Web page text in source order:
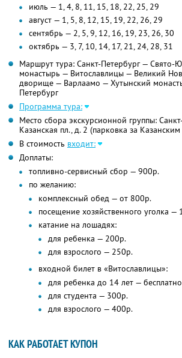
июль — 1, 4, 8, 11, 15, 18, 22, 25, 29
август — 1, 5, 8, 12, 15, 19, 22, 26, 29
сентябрь — 2, 5, 9, 12, 16, 19, 23, 26, 30
октябрь — 3, 7, 10, 14, 17, 21, 24, 28, 31
Маршрут тура: Санкт-Петербург — Свято-
монастырь — Витославлицы — Великий
дворище — Варлаамо — Хутынский
Петербург
Программа тура:
Место сбора экскурсионной группы:
Казанская пл., д. 2 (парковка за
В стоимость входит:
Доплаты:
топливно-сервисный сбор — 900р.
по желанию:
комплексный обед — от 800р.
посещение хозяйственного уголка —
катание на лошадях:
для ребенка — 200р.
для взрослого — 250р.
входной билет в «Витославлицы»:
для ребенка до 14 лет — бесплатно
для студента — 300р.
для взрослого — 400р.
КАК РАБОТАЕТ КУПОН